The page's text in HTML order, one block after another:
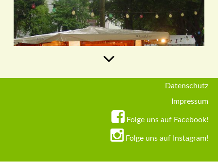
Datenschutz
Impressum
Folge uns auf Facebook!
Folge uns auf Instagram!